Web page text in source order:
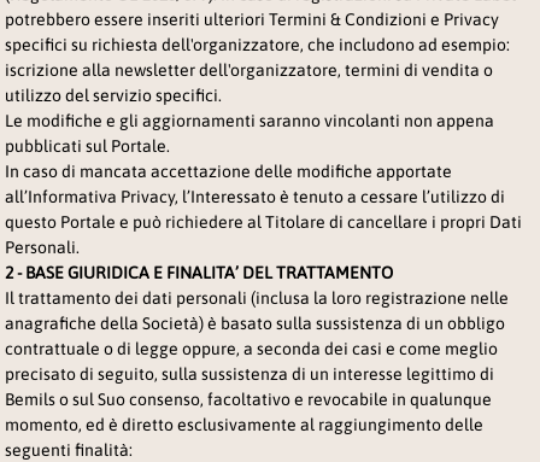
potrebbero essere inseriti ulteriori Termini & Condizioni e Privacy
specifici su richiesta dell'organizzatore, che includono ad esempio:
iscrizione alla newsletter dell'organizzatore, termini di vendita o
utilizzo del servizio specifici.
Le modifiche e gli aggiornamenti saranno vincolanti non appena
pubblicati sul Portale.
In caso di mancata accettazione delle modifiche apportate
all’Informativa Privacy, l’Interessato è tenuto a cessare l’utilizzo di
questo Portale e può richiedere al Titolare di cancellare i propri Dati
Personali.
2 - BASE GIURIDICA E FINALITA’ DEL TRATTAMENTO
Il trattamento dei dati personali (inclusa la loro registrazione nelle
anagrafiche della Società) è basato sulla sussistenza di un obbligo
contrattuale o di legge oppure, a seconda dei casi e come meglio
precisato di seguito, sulla sussistenza di un interesse legittimo di
Bemils o sul Suo consenso, facoltativo e revocabile in qualunque
momento, ed è diretto esclusivamente al raggiungimento delle
seguenti finalità: